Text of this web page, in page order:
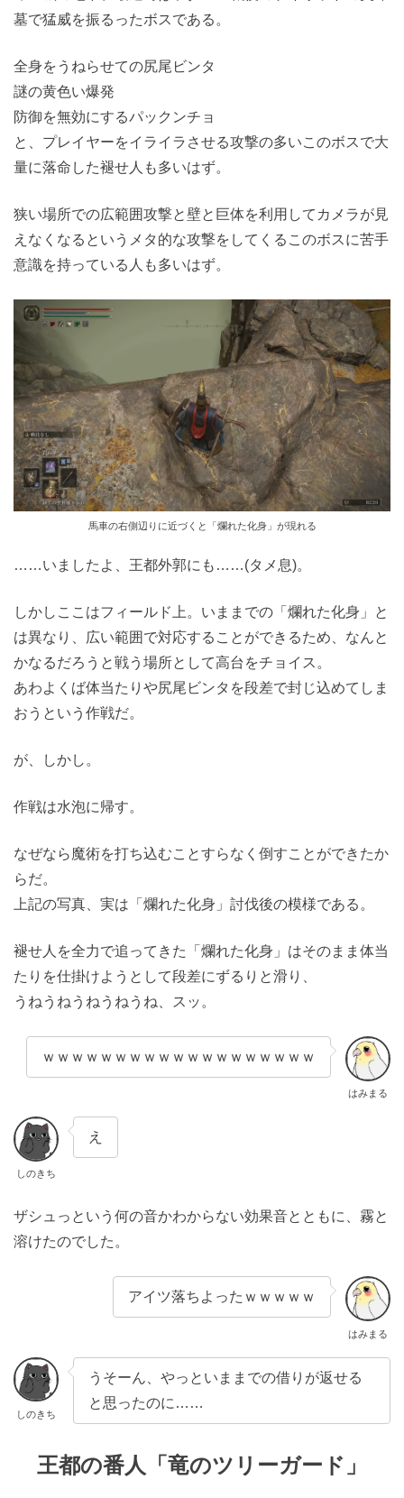
墓で猛威を振るったボスである。
全身をうねらせての尻尾ビンタ
謎の黄色い爆発
防御を無効にするパックンチョ
と、プレイヤーをイライラさせる攻撃の多いこのボスで大
量に落命した褪せ人も多いはず。
狭い場所での広範囲攻撃と壁と巨体を利用してカメラが見
えなくなるというメタ的な攻撃をしてくるこのボスに苦手
意識を持っている人も多いはず。
馬車の右側辺りに近づくと「爛れた化身」が現れる
……いましたよ、王都外郭にも……(タメ息)。
しかしここはフィールド上。いままでの「爛れた化身」と
は異なり、広い範囲で対応することができるため、なんと
かなるだろうと戦う場所として高台をチョイス。
あわよくば体当たりや尻尾ビンタを段差で封じ込めてしま
おうという作戦だ。
が、しかし。
作戦は水泡に帰す。
なぜなら魔術を打ち込むことすらなく倒すことができたか
らだ。
上記の写真、実は「爛れた化身」討伐後の模様である。
褪せ人を全力で追ってきた「爛れた化身」はそのまま体当
たりを仕掛けようとして段差にずるりと滑り、
うねうねうねうねうね、スッ。
はみまる
ｗｗｗｗｗｗｗｗｗｗｗｗｗｗｗｗｗｗｗ
しのきち
え
ザシュっという何の音かわからない効果音とともに、霧と
溶けたのでした。
はみまる
アイツ落ちよったｗｗｗｗｗ
しのきち
うそーん、やっといままでの借りが返せる
と思ったのに……
王都の番人「竜のツリーガード」